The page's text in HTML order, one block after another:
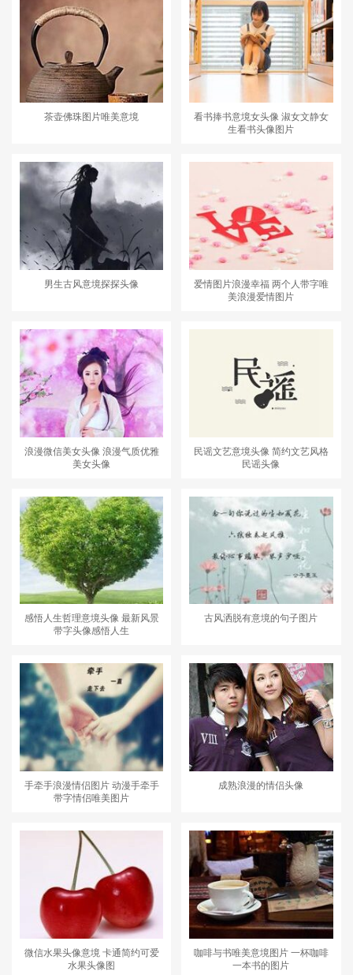
茶壶佛珠图片唯美意境
看书捧书意境女头像 淑女文静女
生看书头像图片
男生古风意境探探头像
爱情图片浪漫幸福 两个人带字唯
美浪漫爱情图片
浪漫微信美女头像 浪漫气质优雅
美女头像
民谣文艺意境头像 简约文艺风格
民谣头像
感悟人生哲理意境头像 最新风景
带字头像感悟人生
古风洒脱有意境的句子图片
手牵手浪漫情侣图片 动漫手牵手
带字情侣唯美图片
成熟浪漫的情侣头像
微信水果头像意境 卡通简约可爱
水果头像图
咖啡与书唯美意境图片 一杯咖啡
一本书的图片